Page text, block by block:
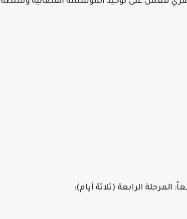
المرحلة الرابعة (ثلاثة أيام):